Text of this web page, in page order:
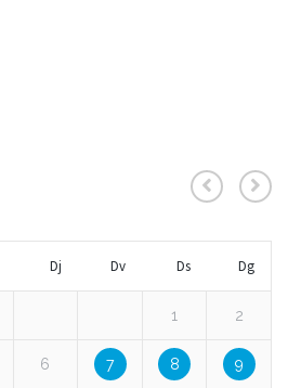
Dj Dv Ds Dg
1 2
6 7 8 9